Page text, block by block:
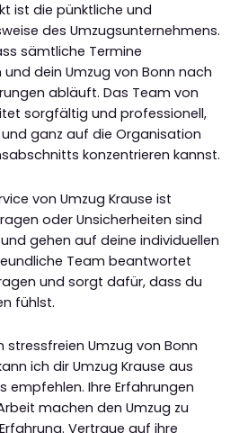
ist die pünktliche und
des Umzugsunternehmens.
sämtliche Termine
dein Umzug von Bonn nach
abläuft. Das Team von
sorgfältig und professionell,
ganz auf die Organisation
konzentrieren kannst.
von Umzug Krause ist
oder Unsicherheiten sind
gehen auf deine individuellen
Team beantwortet
und sorgt dafür, dass du
fühlst.
stressfreien Umzug von Bonn
ich dir Umzug Krause aus
empfehlen. Ihre Erfahrungen
machen den Umzug zu
Vertraue auf ihre